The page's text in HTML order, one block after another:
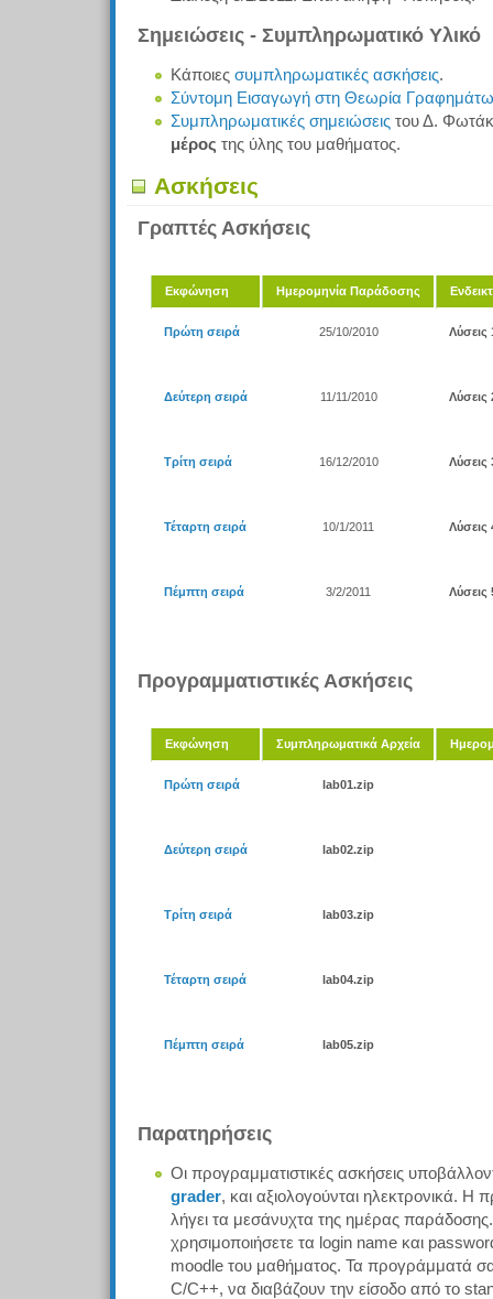
Σημειώσεις - Συμπληρωματικό Υλικό
Κάποιες συμπληρωματικές ασκήσεις.
Σύντομη Εισαγωγή στη Θεωρία
Συμπληρωματικές σημειώσεις του Δ.
μέρος της ύλης του μαθήματος.
Ασκήσεις
Γραπτές Ασκήσεις
Εκφώνηση Ημερομηνία Παράδοσης
Πρώτη σειρά 25/10/2010 Λύσεις
Δεύτερη σειρά 11/11/2010 Λύσεις
Τρίτη σειρά 16/12/2010 Λύσεις
Τέταρτη σειρά 10/1/2011 Λύσεις
Πέμπτη σειρά 3/2/2011 Λύσεις
Προγραμματιστικές Ασκήσεις
Εκφώνηση Συμπληρωματικά Αρχεία
Πρώτη σειρά lab01.zip
Δεύτερη σειρά lab02.zip
Τρίτη σειρά lab03.zip
Τέταρτη σειρά lab04.zip
Πέμπτη σειρά lab05.zip
Παρατηρήσεις
Οι προγραμματιστικές ασκήσεις
grader, και αξιολογούνται ηλεκτρονικά. Η
λήγει τα μεσάνυχτα της ημέρας
χρησιμοποιήσετε τα login name και
moodle του μαθήματος. Τα προγράμματά
C/C++, να διαβάζουν την είσοδο από το